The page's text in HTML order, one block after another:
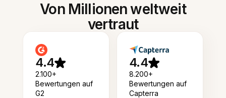
Von Millionen weltweit
vertraut
4.4
2.100+
Bewertungen auf
G2
4.4
8.200+
Bewertungen auf
Capterra